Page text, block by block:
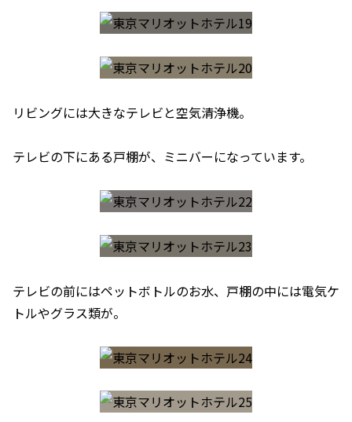
リビングには大きなテレビと空気清浄機。
テレビの下にある戸棚が、ミニバーになっています。
テレビの前にはペットボトルのお水、戸棚の中には電気ケ
トルやグラス類が。